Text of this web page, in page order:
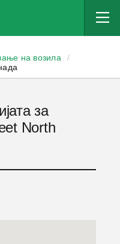
на возила
/
за
North